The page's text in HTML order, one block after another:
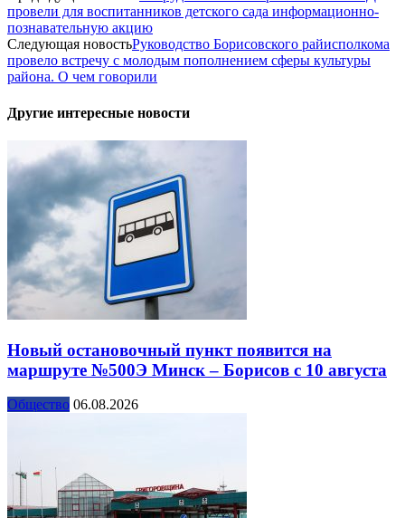
провели для воспитанников детского сада информационно-
познавательную акцию
Следующая новостьРуководство Борисовского райисполкома
провело встречу с молодым пополнением сферы культуры
района. О чем говорили
Другие интересные новости
Новый остановочный пункт появится на
маршруте №500Э Минск – Борисов с 10 августа
Общество 06.08.2026